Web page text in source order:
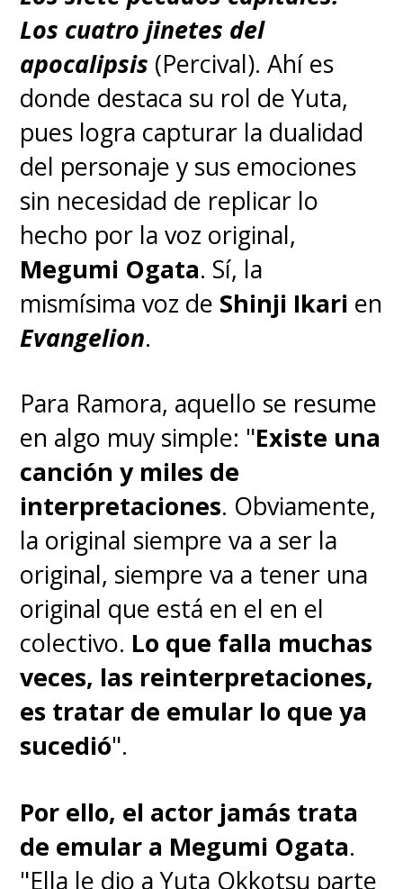
Los cuatro jinetes del
apocalipsis (Percival). Ahí es
donde destaca su rol de Yuta,
pues logra capturar la dualidad
del personaje y sus emociones
sin necesidad de replicar lo
hecho por la voz original,
Megumi Ogata. Sí, la
mismísima voz de Shinji Ikari en
Evangelion.
Para Ramora, aquello se resume
en algo muy simple: "Existe una
canción y miles de
interpretaciones. Obviamente,
la original siempre va a ser la
original, siempre va a tener una
original que está en el en el
colectivo. Lo que falla muchas
veces, las reinterpretaciones,
es tratar de emular lo que ya
sucedió".
Por ello, el actor jamás trata
de emular a Megumi Ogata.
"Ella le dio a Yuta Okkotsu parte